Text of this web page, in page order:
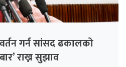
गर्न सांसद ढकालको
राख्न सुझाव